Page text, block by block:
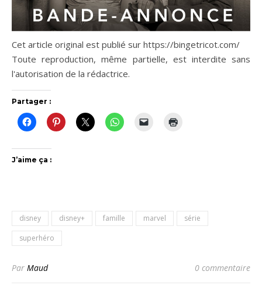
Cet article original est publié sur https://bingetricot.com/
Toute reproduction, même partielle, est interdite sans
l'autorisation de la rédactrice.
Partager :
J’aime ça :
disney disney+ famille marvel
série
superhéro
Par Maud 0 commentaire